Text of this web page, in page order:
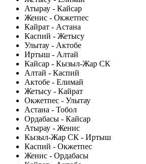
Атырау - Кайсар
Женис - Окжетпес
Кайрат - Астана
Каспий - Жетысу
Улытау - Актобе
Иртыш - Алтай
Кайсар - Кызыл-Жар СК
Алтай - Каспий
Актобе - Елимай
Жетысу - Кайрат
Окжетпес - Улытау
Астана - Тобол
Ордабасы - Кайсар
Атырау - Женис
Кызыл-Жар СК - Иртыш
Каспий - Окжетпес
Женис - Ордабасы